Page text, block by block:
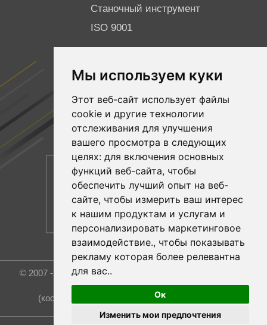
Мы используем куки
Этот веб-сайт использует файлы
cookie и другие технологии
отслеживания для улучшения
вашего просмотра в следующих
целях: для включения основных
функций веб-сайта, чтобы
обеспечить лучший опыт на веб-
сайте, чтобы измерить ваш интерес
к нашим продуктам и услугам и
персонализировать маркетинговое
взаимодействие., чтобы показывать
рекламу которая более релевантна
для вас..
Ок
Изменить мои предпочтения
Станочный инструмент
ISO 9001
Facebook
YouTube
Linkedin
© 2007 - 2026 Rost Group & Technology Co., Ltd. All rights
reserved.
(координатор и эксклюзивный представитель)